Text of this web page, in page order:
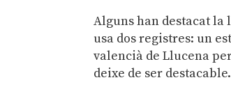
Alguns han destacat la
usa dos registres: un
valencià de Llucena
deixe de ser